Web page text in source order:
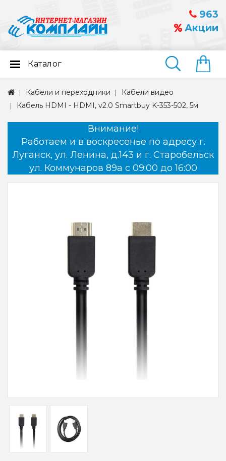
963
Акции
Найти
Каталог
Кабели и переходники
Кабели видео
Кабель HDMI - HDMI, v2.0 Smartbuy K-353-502, 5м
Внимание!
Работаем и в воскресенье по адресу г.
Луганск, ул. Ленина, д.143 и г. Старобельск
ул. Коммунаров 89а с 09:00 до 16:00